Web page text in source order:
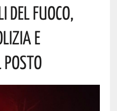
Fuoco,
E
Posto